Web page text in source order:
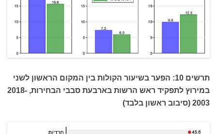
תרשים 10: הפער בשיעור הקולות בין המקום הראשון לשני
במירוץ לתפקיד ראש הרשות בארבעת סבבי הבחירות, 2018-
2003 (סיבוב ראשון בלבד)